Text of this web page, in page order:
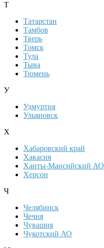
Т
Татарстан
Тамбов
Тверь
Томск
Тула
Тыва
Тюмень
У
Удмуртия
Ульяновск
Х
Хабаровский край
Хакасия
Ханты-Мансийский АО
Херсон
Ч
Челябинск
Чечня
Чувашия
Чукотский АО